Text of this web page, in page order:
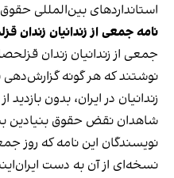
استانداردهای بین‌المللی
نامه جمعی از زندانیان زندان
جمعی از زندانیان زندان
نوشتند که هر گونه گزارش‌دهی
زندانیان در ایران، بدون
شاهدان نقض حقوق بنیادین
نسخه‌ای از آن به دست